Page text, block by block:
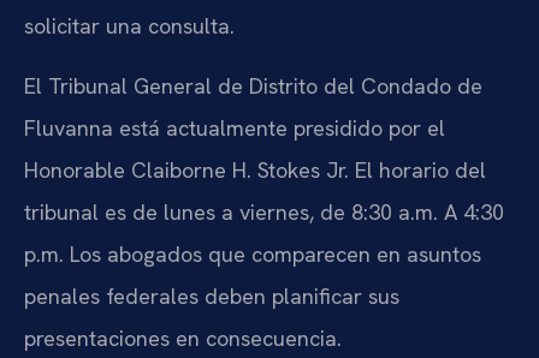
solicitar una consulta.
El Tribunal General de Distrito del Condado de
Fluvanna está actualmente presidido por el
Honorable Claiborne H. Stokes Jr. El horario del
tribunal es de lunes a viernes, de 8:30 a.m. A 4:30
p.m. Los abogados que comparecen en asuntos
penales federales deben planificar sus
presentaciones en consecuencia.